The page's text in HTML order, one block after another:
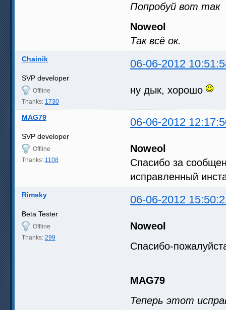
Попробуй вот так
Noweol
Так всё ок.
Chainik 06-06-2012
SVP developer
Offline
Thanks: 1730
ну дык, хорошо
MAG79 06-06-2012
SVP developer
Offline
Thanks: 1108
Noweol
Спасибо за
исправленный
Rimsky 06-06-2012
Beta Tester
Offline
Thanks: 299
Noweol
Спасибо-
MAG79
Теперь этот